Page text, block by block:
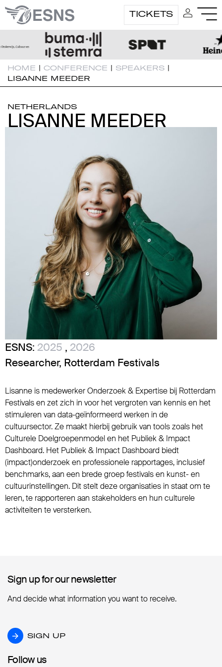
TICKETS
HOME | CONFERENCE | SPEAKERS |
LISANNE MEEDER
NETHERLANDS
LISANNE MEEDER
LISANNE MEEDER
ESNS: 2025 , 2026
Researcher, Rotterdam Festivals
Lisanne is medewerker Onderzoek & Expertise bij Rotterdam
Festivals en zet zich in voor het vergroten van kennis en het
stimuleren van data-geïnformeerd werken in de
cultuursector. Ze maakt hierbij gebruik van tools zoals het
Culturele Doelgroepenmodel en het Publiek & Impact
Dashboard. Het Publiek & Impact Dashboard biedt
(impact)onderzoek en professionele rapportages, inclusief
benchmarks, aan een brede groep festivals en kunst- en
cultuurinstellingen. Dit stelt deze organisaties in staat om te
leren, te rapporteren aan stakeholders en hun culturele
activiteiten te versterken.
Sign up for our newsletter
Sign up for our newsletter
And decide what information you want to receive.
SIGN UP
SIGN UP
Follow us
Follow us